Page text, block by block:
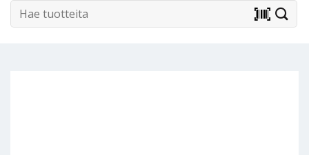
Etsi: barcode_scanner